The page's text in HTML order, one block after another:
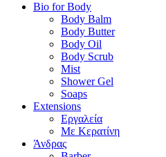
Bio for Body
Body Balm
Body Butter
Body Oil
Body Scrub
Mist
Shower Gel
Soaps
Extensions
Εργαλεία
Με Κερατίνη
Άνδρας